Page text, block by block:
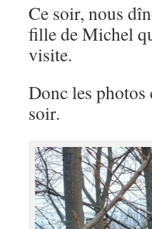
Ce soir, nous
fille de Michel
visite.
Donc les photos
soir.